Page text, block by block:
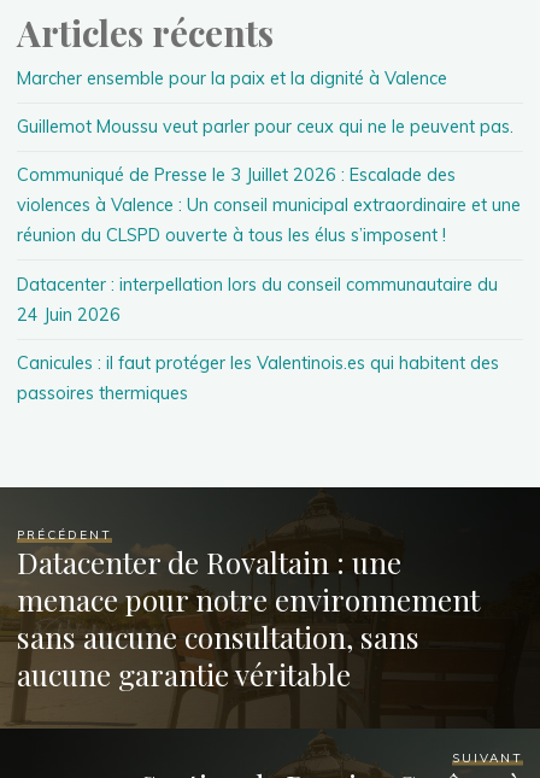
Articles récents
Marcher ensemble pour la paix et la dignité à Valence
Guillemot Moussu veut parler pour ceux qui ne le peuvent pas.
Communiqué de Presse le 3 Juillet 2026 : Escalade des
violences à Valence : Un conseil municipal extraordinaire et une
réunion du CLSPD ouverte à tous les élus s’imposent !
Datacenter : interpellation lors du conseil communautaire du
24 Juin 2026
Canicules : il faut protéger les Valentinois.es qui habitent des
passoires thermiques
PRÉCÉDENT
Datacenter de Rovaltain : une
menace pour notre environnement
sans aucune consultation, sans
aucune garantie véritable
SUIVANT